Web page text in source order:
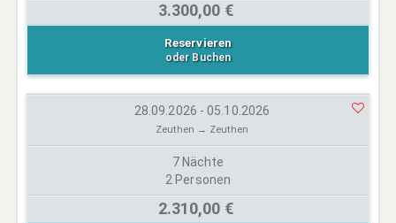
3.300,00 €
Reservieren
oder Buchen
28.09.2026 - 05.10.2026
Zeuthen → Zeuthen
7 Nächte
2 Personen
2.310,00 €